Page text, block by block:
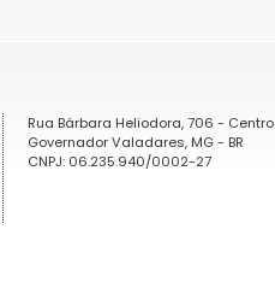
Rua Bárbara Heliodora, 706 - Centro
Governador Valadares, MG - BR
CNPJ: 06.235.940/0002-27